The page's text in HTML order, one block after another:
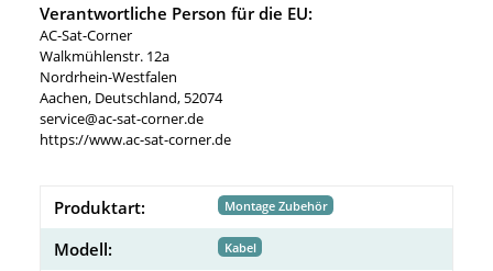
Verantwortliche Person für die EU:
AC-Sat-Corner
Walkmühlenstr. 12a
Nordrhein-Westfalen
Aachen, Deutschland, 52074
service@ac-sat-corner.de
https://www.ac-sat-corner.de
Produktart: Montage Zubehör
Modell: Kabel